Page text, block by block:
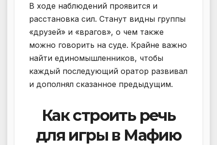
В ходе наблюдений проявится и
расстановка сил. Станут видны группы
«друзей» и «врагов», о чем также
можно говорить на суде. Крайне важно
найти единомышленников, чтобы
каждый последующий оратор развивал
и дополнял сказанное предыдущим.
Как строить речь
для игры в Мафию